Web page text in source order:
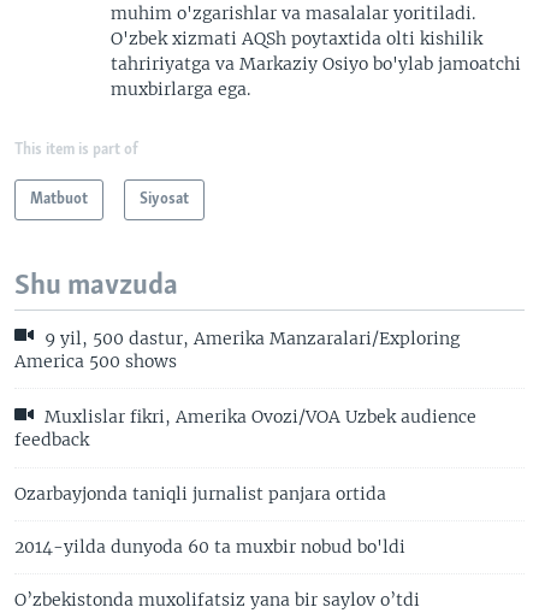
muhim o'zgarishlar va masalalar yoritiladi.
O'zbek xizmati AQSh poytaxtida olti kishilik
tahririyatga va Markaziy Osiyo bo'ylab jamoatchi
muxbirlarga ega.
This item is part of
Matbuot Siyosat
Shu mavzuda
9 yil, 500 dastur, Amerika Manzaralari/Exploring
America 500 shows
Muxlislar fikri, Amerika Ovozi/VOA Uzbek audience
feedback
Ozarbayjonda taniqli jurnalist panjara ortida
2014-yilda dunyoda 60 ta muxbir nobud bo'ldi
O’zbekistonda muxolifatsiz yana bir saylov o’tdi